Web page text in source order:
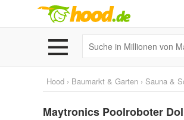
Hood › Baumarkt & Garten › Sauna &
Maytronics Poolroboter